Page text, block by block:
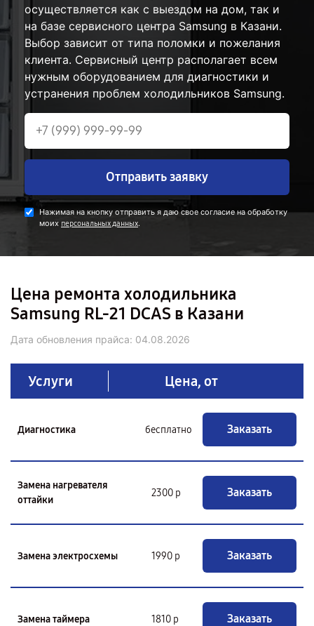
осуществляется как с выездом на дом, так и
на базе сервисного центра Samsung в Казани.
Выбор зависит от типа поломки и пожелания
клиента. Сервисный центр располагает всем
нужным оборудованием для диагностики и
устранения проблем холодильников Samsung.
Отправить заявку
Нажимая на кнопку отправить я даю свое согласие на обработку
моих персональных данных.
Цена ремонта холодильника
Samsung RL-21 DCAS в Казани
Дата обновления прайса: 04.08.2026
Услуги Цена, от
Диагностика бесплатно Заказать
Замена нагревателя
оттайки
2300 р Заказать
Замена электросхемы 1990 р Заказать
Замена таймера 1810 р Заказать